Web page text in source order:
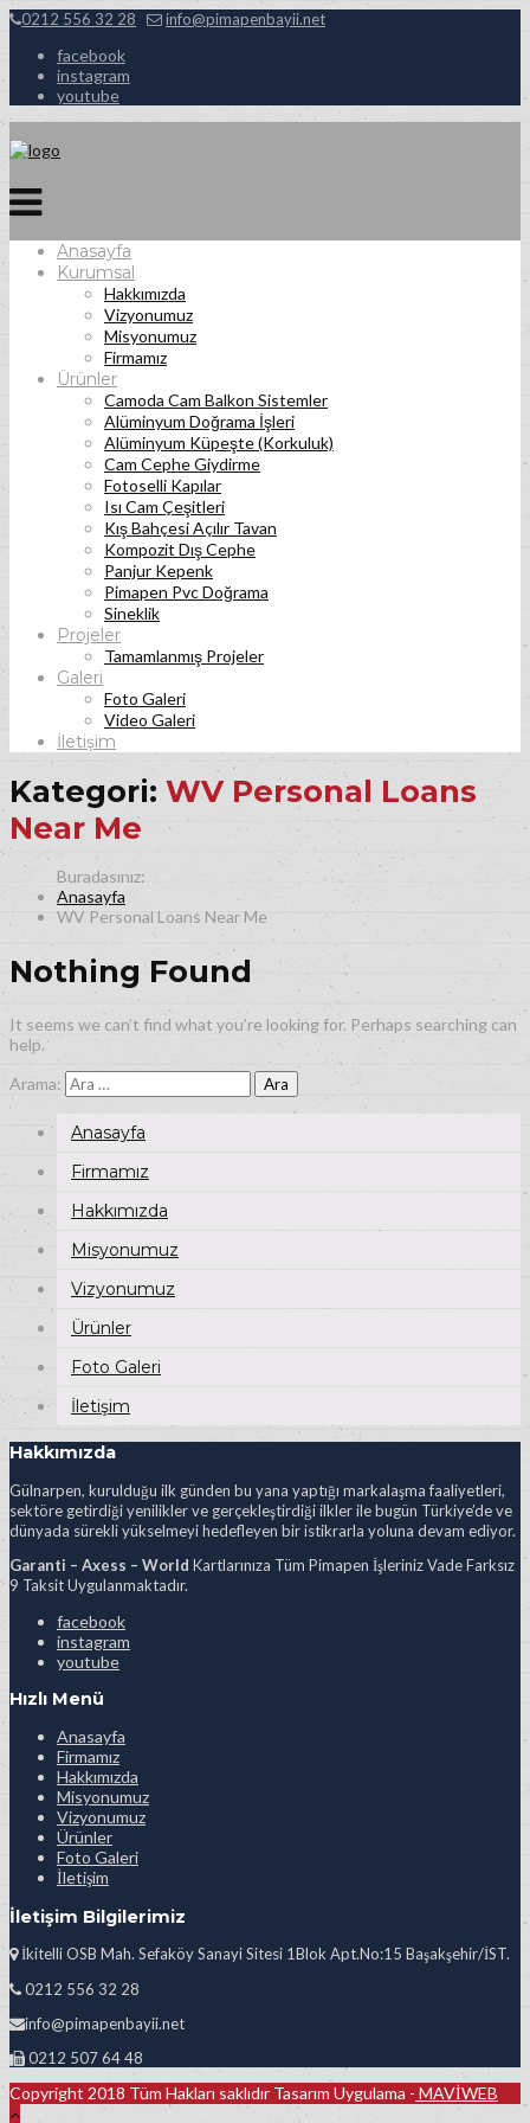
0212 556 32 28 info@pimapenbayii.net
facebook
instagram
youtube
Anasayfa
Kurumsal
Hakkımızda
Vizyonumuz
Misyonumuz
Firmamız
Ürünler
Camoda Cam Balkon Sistemler
Alüminyum Doğrama İşleri
Alüminyum Küpeşte (Korkuluk)
Cam Cephe Giydirme
Fotoselli Kapılar
Isı Cam Çeşitleri
Kış Bahçesi Açılır Tavan
Kompozit Dış Cephe
Panjur Kepenk
Pimapen Pvc Doğrama
Sineklik
Projeler
Tamamlanmış Projeler
Galeri
Foto Galeri
Video Galeri
İletişim
Kategori: WV Personal Loans
Near Me
Anasayfa
WV Personal Loans Near Me
Nothing Found
It seems we can’t find what you’re looking for. Perhaps searching can
help.
Arama:
Anasayfa
Firmamız
Hakkımızda
Misyonumuz
Vizyonumuz
Ürünler
Foto Galeri
İletişim
Hakkımızda
Gülnarpen, kurulduğu ilk günden bu yana yaptığı markalaşma faaliyetleri,
sektöre getirdiği yenilikler ve gerçekleştirdiği ilkler ile bugün Türkiye’de ve
dünyada sürekli yükselmeyi hedefleyen bir istikrarla yoluna devam ediyor.
Garanti – Axess – World Kartlarınıza Tüm Pimapen İşleriniz Vade Farksız
9 Taksit Uygulanmaktadır.
facebook
instagram
youtube
Hızlı Menü
Anasayfa
Firmamız
Hakkımızda
Misyonumuz
Vizyonumuz
Ürünler
Foto Galeri
İletişim
İletişim Bilgilerimiz
İkitelli OSB Mah. Sefaköy Sanayi Sitesi 1Blok Apt.No:15 Başakşehir/İST.
0212 556 32 28
info@pimapenbayii.net
0212 507 64 48
Copyright 2018 Tüm Hakları saklıdır Tasarım Uygulama - MAVİWEB